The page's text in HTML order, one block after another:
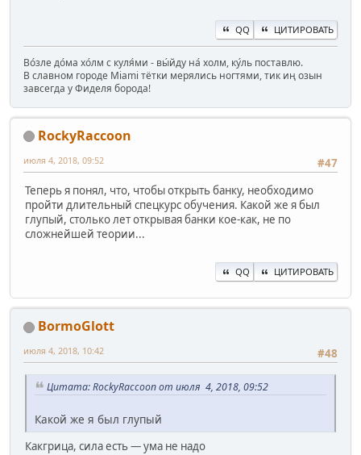
QQ ЦИТИРОВАТЬ
Во́зле до́ма хо́лм с куля́ми - вы́йду на́ холм, ку́ль поставлю.
В славном городе Miami тётки мерялись ногтями, тик иң озын
завсегда у Фиделя борода!
RockyRaccoon
#47
июля 4, 2018, 09:52
Теперь я понял, что, чтобы открыть банку, необходимо
пройти длительный спецкурс обучения. Какой же я был
глупый, столько лет открывая банки кое-как, не по
сложнейшей теории...
QQ ЦИТИРОВАТЬ
BormoGlott
#48
июля 4, 2018, 10:42
Цитата: RockyRaccoon от июля 4, 2018, 09:52
Какой же я был глупый
Какгрица, сила есть — ума не надо